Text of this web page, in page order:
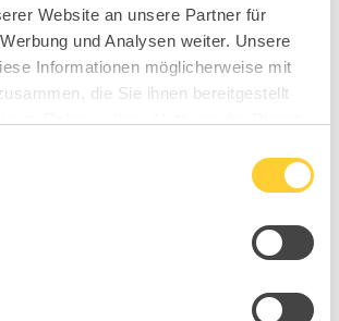
Website an unsere Partner für
und Analysen weiter. Unsere
Informationen möglicherweise mit
die Sie ihnen bereitgestellt